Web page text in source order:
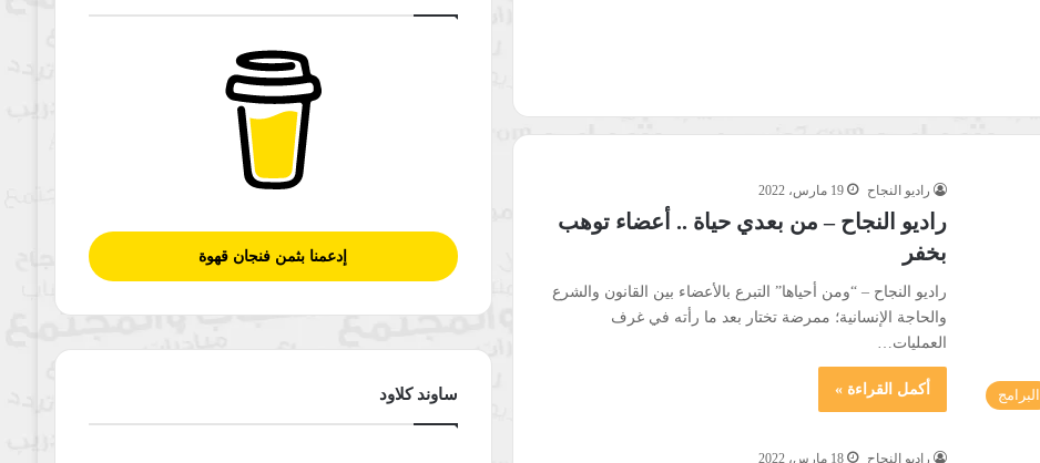
البرامج
راديو النجاح 19 مارس، 2022
راديو النجاح – من بعدي حياة .. أعضاء توهب
بخفر
راديو النجاح – “ومن أحياها” التبرع بالأعضاء بين القانون والشرع
والحاجة الإنسانية؛ ممرضة تختار بعد ما رأته في غرف
العمليات…
أكمل القراءة »
راديو النجاح 18 مارس، 2022
إدعمنا بثمن فنجان قهوة
ساوند كلاود